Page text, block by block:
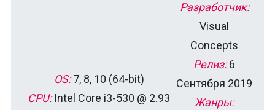
OS:7, 8, 10 (64-bit)
CPU:Intel Core i3-530 @ 2.93
Разработчик:
Visual
Concepts
Релиз:6
Сентября 2019
Жанры: